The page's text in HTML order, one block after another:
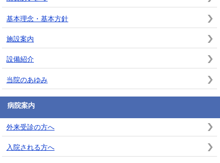
基本理念・基本方針
施設案内
設備紹介
当院のあゆみ
病院案内
外来受診の方へ
入院される方へ